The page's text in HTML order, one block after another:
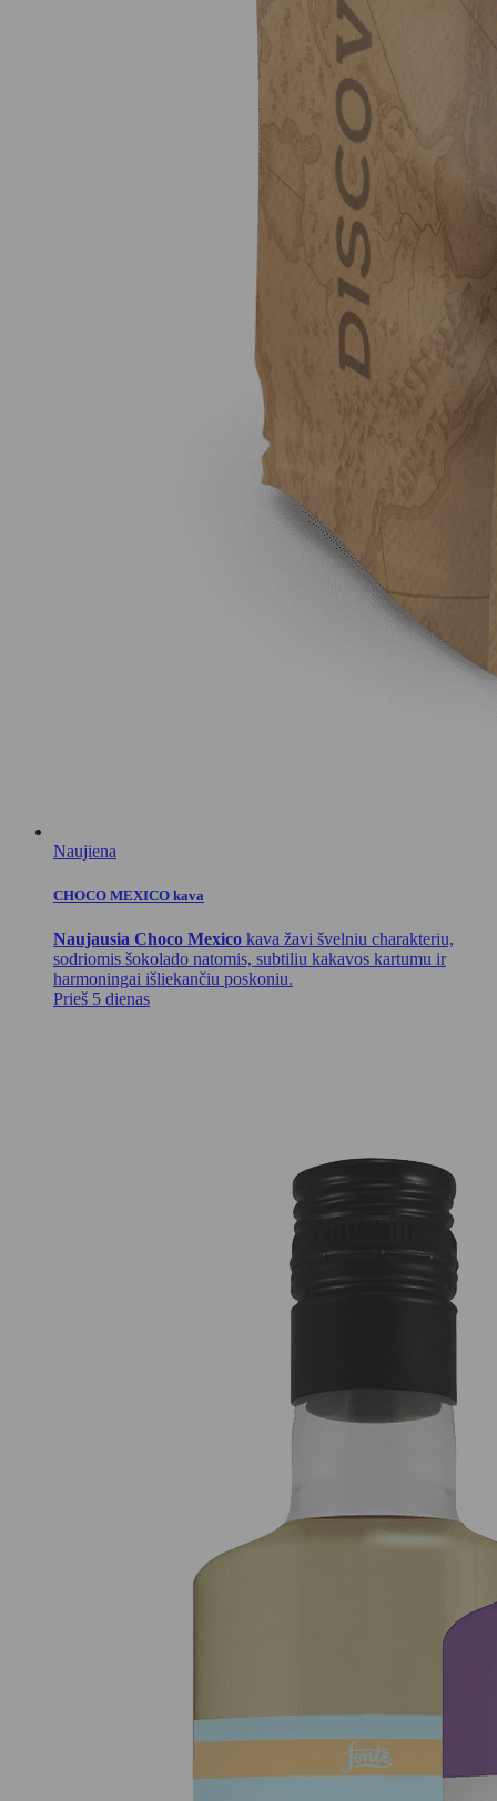
Naujiena
CHOCO MEXICO kava
Naujausia Choco Mexico kava žavi švelniu charakteriu,
sodriomis šokolado natomis, subtiliu kakavos kartumu ir
harmoningai išliekančiu poskoniu.
Prieš 5 dienas